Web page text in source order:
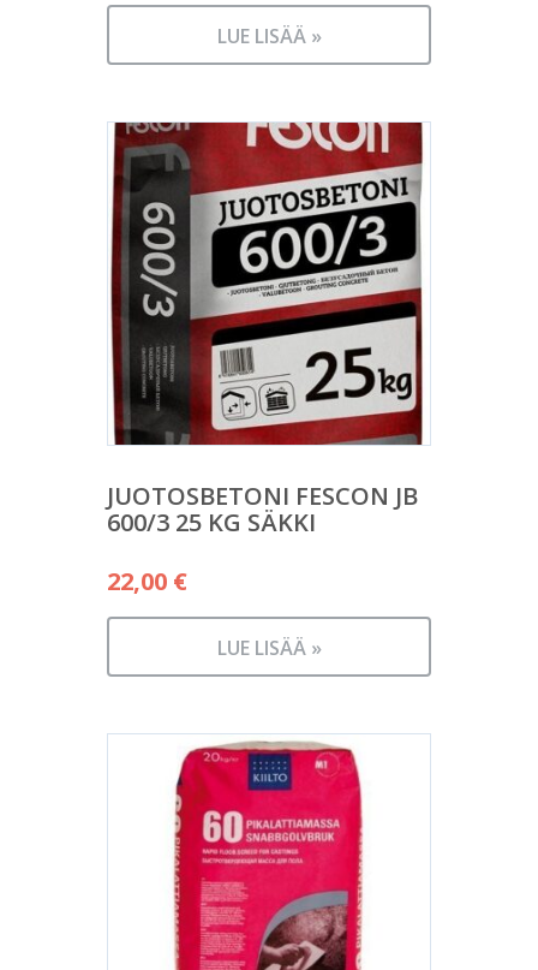
LUE LISÄÄ »
JUOTOSBETONI FESCON JB
600/3 25 KG SÄKKI
22,00 €
LUE LISÄÄ »